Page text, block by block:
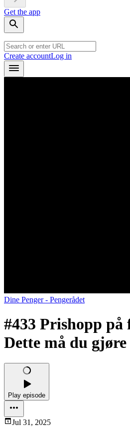
Get the app
Create accountLog in
Dine Penger - Pengerådet
#433 Prishopp
Dette må du gjøre
Play episode
Jul 31, 2025